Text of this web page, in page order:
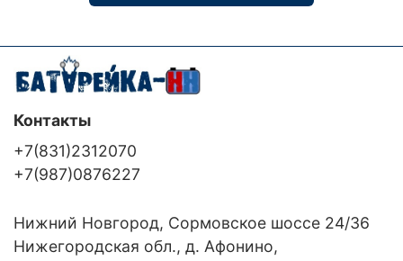
Контакты
+7(831)2312070
+7(987)0876227
Нижний Новгород, Сормовское шоссе 24/36
Нижегородская обл., д. Афонино,